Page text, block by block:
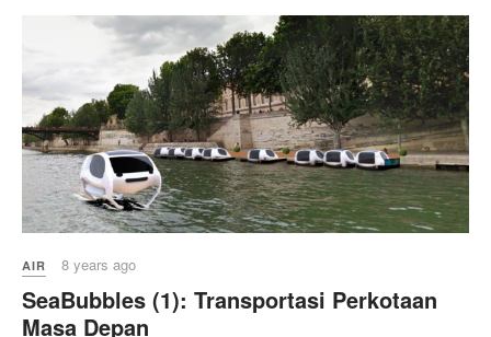
AIR 8 years ago
SeaBubbles (1): Transportasi Perkotaan
Masa Depan